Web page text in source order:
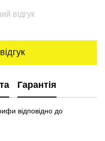
відгук
Гарантія
відповідно до